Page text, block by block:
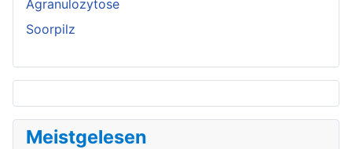
Agranulozytose
Soorpilz
Meistgelesen